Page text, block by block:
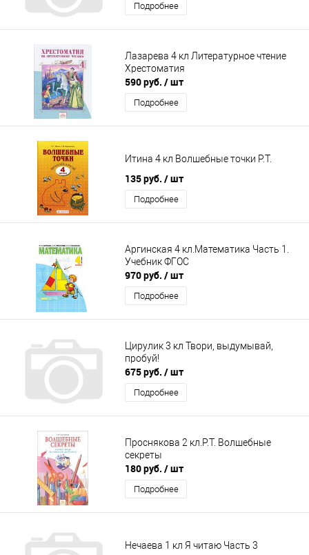
Подробнее
Лазарева 4 кл Литературное чтение
Хрестоматия
590 руб. / шт
Подробнее
Итина 4 кл Волшебные точки Р.Т.
135 руб. / шт
Подробнее
Аргинская 4 кл.Математика Часть 1.
Учебник ФГОС
970 руб. / шт
Подробнее
Цирулик 3 кл Твори, выдумывай,
пробуй!
675 руб. / шт
Подробнее
Проснякова 2 кл.Р.Т. Волшебные
секреты
180 руб. / шт
Подробнее
Нечаева 1 кл Я читаю Часть 3